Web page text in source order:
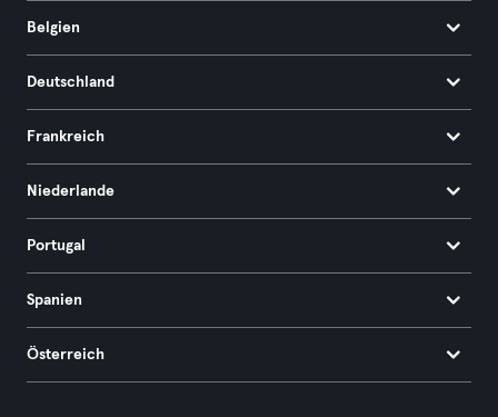
Belgien
Deutschland
Frankreich
Niederlande
Portugal
Spanien
Österreich